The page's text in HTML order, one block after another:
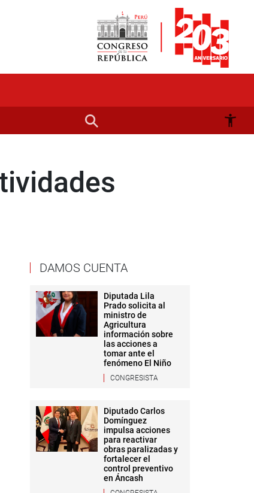
DAMOS CUENTA
Diputada Lila
Prado solicita al
ministro de
Agricultura
información sobre
las acciones a
tomar ante el
fenómeno El Niño
CONGRESISTA
Diputado Carlos
Domínguez
impulsa acciones
para reactivar
obras paralizadas y
fortalecer el
control preventivo
en Áncash